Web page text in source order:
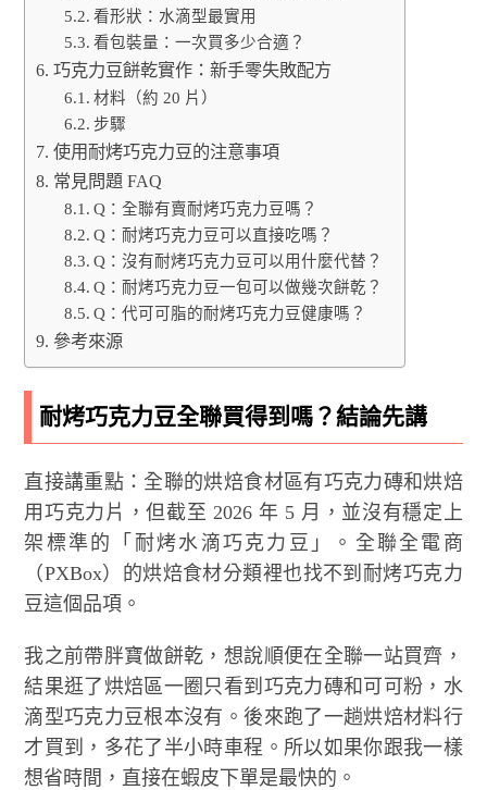
看形狀：水滴型最實用
看包裝量：一次買多少合適？
巧克力豆餅乾實作：新手零失敗配方
材料（約 20 片）
步驟
使用耐烤巧克力豆的注意事項
常見問題 FAQ
Q：全聯有賣耐烤巧克力豆嗎？
Q：耐烤巧克力豆可以直接吃嗎？
Q：沒有耐烤巧克力豆可以用什麼代替？
Q：耐烤巧克力豆一包可以做幾次餅乾？
Q：代可可脂的耐烤巧克力豆健康嗎？
參考來源
耐烤巧克力豆全聯買得到嗎？結論先講
直接講重點：全聯的烘焙食材區有巧克力磚和烘焙
用巧克力片，但截至 2026 年 5 月，並沒有穩定上
架標準的「耐烤水滴巧克力豆」。全聯全電商
（PXBox）的烘焙食材分類裡也找不到耐烤巧克力
豆這個品項。
我之前帶胖寶做餅乾，想說順便在全聯一站買齊，
結果逛了烘焙區一圈只看到巧克力磚和可可粉，水
滴型巧克力豆根本沒有。後來跑了一趟烘焙材料行
才買到，多花了半小時車程。所以如果你跟我一樣
想省時間，直接在蝦皮下單是最快的。